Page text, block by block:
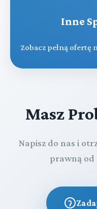
Inne
Zobacz pełną ofertę
Masz
Napisz do nas i
prawną od